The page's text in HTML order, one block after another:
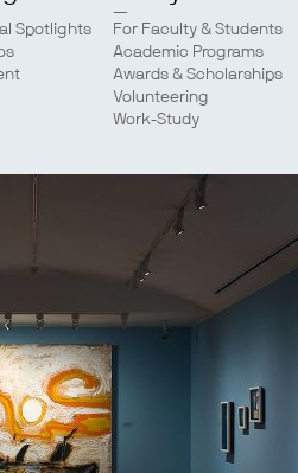
Spotlights
For Faculty & Students
Academic Programs
Awards & Scholarships
Volunteering
Work-Study